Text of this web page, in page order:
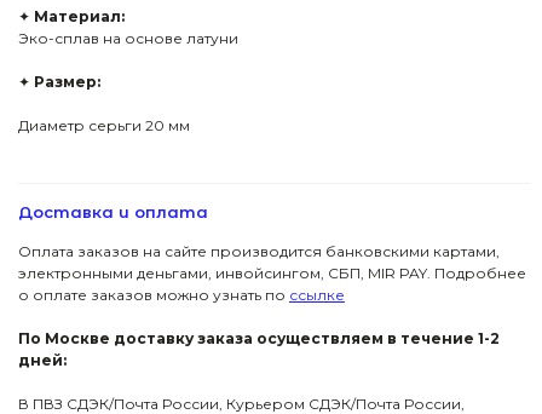
✦ Материал:
Эко-сплав на основе латуни
✦ Размер:
Диаметр серьги 20 мм
Доставка и оплата
Оплата заказов на сайте производится банковскими картами,
электронными деньгами, инвойсингом, СБП, МIR PAY. Подробнее
о оплате заказов можно узнать по ссылке
По Москве доставку заказа осуществляем в течение 1-2
дней:
В ПВЗ СДЭК/Почта России, Курьером СДЭК/Почта России,